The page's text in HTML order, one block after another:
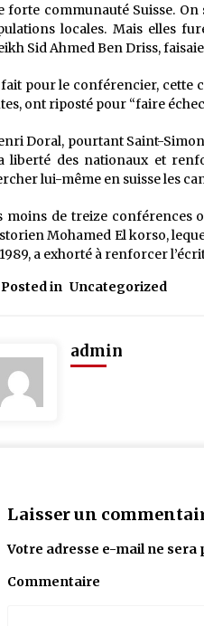
forte communauté Suisse. On
locales. Mais elles
Sid Ahmed Ben Driss,
pour le conférencier, cette
ont riposté pour “faire
Doral, pourtant Saint-
liberté des nationaux et
lui-même en suisse les
moins de treize conférences
Mohamed El korso,
a exhorté à renforcer
Posted in Uncategorized
admin
Laisser un
Votre adresse e-mail ne sera
Commentaire